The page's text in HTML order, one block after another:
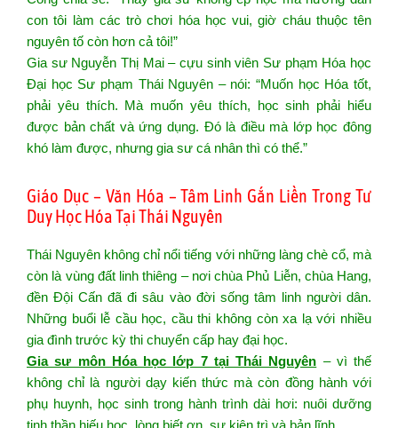
con tôi làm các trò chơi hóa học vui, giờ cháu thuộc tên
nguyên tố còn hơn cả tôi!”
Gia sư Nguyễn Thị Mai – cựu sinh viên Sư phạm Hóa học
Đại học Sư phạm Thái Nguyên – nói: “Muốn học Hóa tốt,
phải yêu thích. Mà muốn yêu thích, học sinh phải hiểu
được bản chất và ứng dụng. Đó là điều mà lớp học đông
khó làm được, nhưng gia sư cá nhân thì có thể.”
Giáo Dục – Văn Hóa – Tâm Linh Gắn Liền Trong Tư
Duy Học Hóa Tại Thái Nguyên
Thái Nguyên không chỉ nổi tiếng với những làng chè cổ, mà
còn là vùng đất linh thiêng – nơi chùa Phủ Liễn, chùa Hang,
đền Đội Cấn đã đi sâu vào đời sống tâm linh người dân.
Những buổi lễ cầu học, cầu thi không còn xa lạ với nhiều
gia đình trước kỳ thi chuyển cấp hay đại học.
Gia sư môn Hóa học lớp 7 tại Thái Nguyên – vì thế
không chỉ là người dạy kiến thức mà còn đồng hành với
phụ huynh, học sinh trong hành trình dài hơi: nuôi dưỡng
tinh thần hiếu học, lòng biết ơn, sự kiên trì và bản lĩnh.